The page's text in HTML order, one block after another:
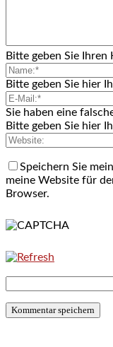
Bitte geben Sie Ihren
Bitte geben Sie hier
Sie haben eine
Bitte geben Sie hier
Speichern Sie
meine Website für
Browser.